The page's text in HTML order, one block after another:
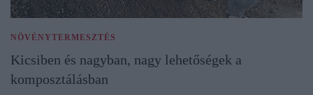
NÖVÉNYTERMESZTÉS
Kicsiben és nagyban, nagy lehetőségek a
komposztálásban